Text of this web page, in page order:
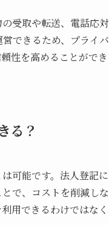
受取や転送、電話応
できるため、プライ
性を高めることができ
る？
可能です。法人登記
で、コストを削減し
用できるわけではな